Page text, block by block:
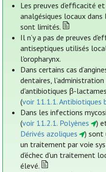
Les preuves d’efficacité
analgésiques locaux
sont limités.
Il n’y a pas de preuves
antiseptiques utilisés
l'oropharynx.
Dans certains cas
dentaires, l'administration
d'antibiotiques β-
(voir 11.1.1. Antibiotiques
Dans les infections
(voir 11.2.1. Polyènes )
Dérivés azoliques
) sont
un traitement par voie
d'échec d'un traitement
élevé.